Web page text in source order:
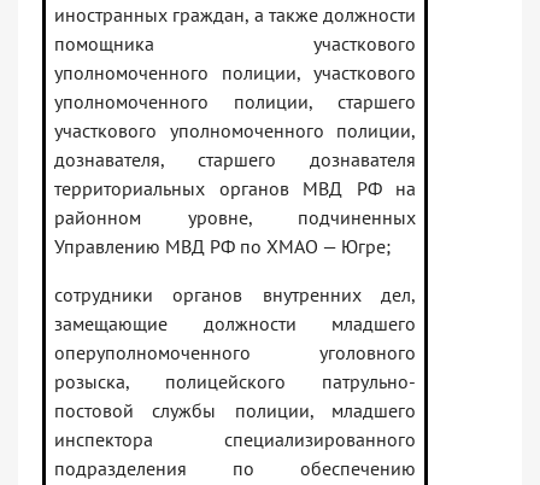
иностранных граждан, а также должности
помощника участкового
уполномоченного полиции, участкового
уполномоченного полиции, старшего
участкового уполномоченного полиции,
дознавателя, старшего дознавателя
территориальных органов МВД РФ на
районном уровне, подчиненных
Управлению МВД РФ по ХМАО — Югре;
сотрудники органов внутренних дел,
замещающие должности младшего
оперуполномоченного уголовного
розыска, полицейского патрульно-
постовой службы полиции, младшего
инспектора специализированного
подразделения по обеспечению